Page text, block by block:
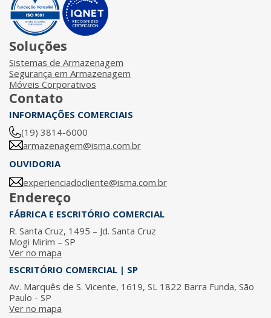
Soluções
Sistemas de Armazenagem
Segurança em Armazenagem
Móveis Corporativos
Contato
INFORMAÇÕES COMERCIAIS
(19) 3814-6000
armazenagem@isma.com.br
OUVIDORIA
experienciadocliente@isma.com.br
Endereço
FÁBRICA E ESCRITÓRIO COMERCIAL
R. Santa Cruz, 1495 – Jd. Santa Cruz
Mogi Mirim – SP
Ver no mapa
ESCRITÓRIO COMERCIAL | SP
Av. Marquês de S. Vicente, 1619, SL 1822 Barra Funda, São
Paulo - SP
Ver no mapa